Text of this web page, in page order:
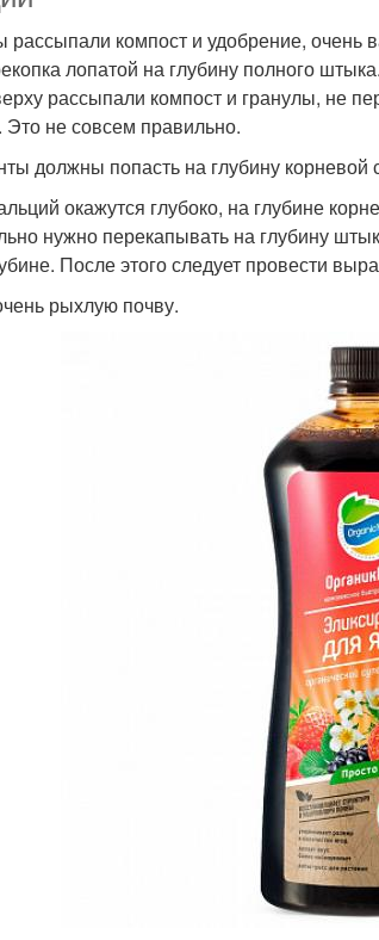
рассыпали компост и удобрение,
лопатой на глубину полного
рассыпали компост и гранулы, не
Это не совсем правильно.
должны попасть на глубину корневой
окажутся глубоко, на глубине
нужно перекапывать на глубину
После этого следует провести
рыхлую почву.